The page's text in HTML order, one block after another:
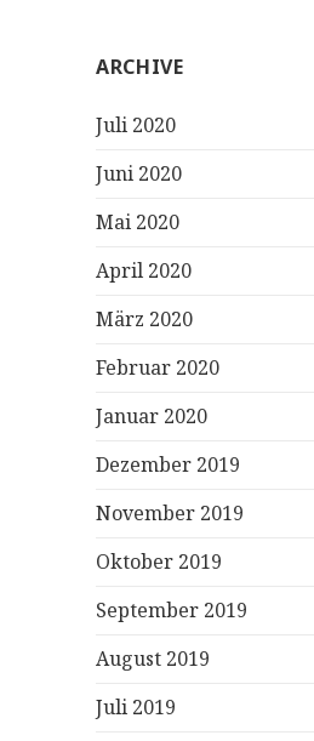
ARCHIVE
Juli 2020
Juni 2020
Mai 2020
April 2020
März 2020
Februar 2020
Januar 2020
Dezember 2019
November 2019
Oktober 2019
September 2019
August 2019
Juli 2019